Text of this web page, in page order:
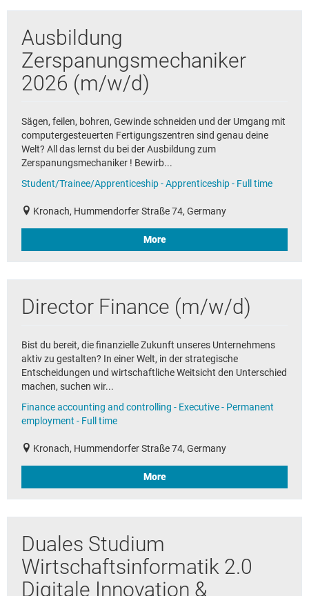
Ausbildung
Zerspanungsmechaniker
2026 (m/w/d)
Sägen, feilen, bohren, Gewinde schneiden und der Umgang mit
computergesteuerten Fertigungszentren sind genau deine
Welt? All das lernst du bei der Ausbildung zum
Zerspanungsmechaniker ! Bewirb...
Student/Trainee/Apprenticeship - Apprenticeship - Full time
Kronach, Hummendorfer Straße 74, Germany
More
Director Finance (m/w/d)
Bist du bereit, die finanzielle Zukunft unseres Unternehmens
aktiv zu gestalten? In einer Welt, in der strategische
Entscheidungen und wirtschaftliche Weitsicht den Unterschied
machen, suchen wir...
Finance accounting and controlling - Executive - Permanent
employment - Full time
Kronach, Hummendorfer Straße 74, Germany
More
Duales Studium
Wirtschaftsinformatik 2.0
Digitale Innovation &